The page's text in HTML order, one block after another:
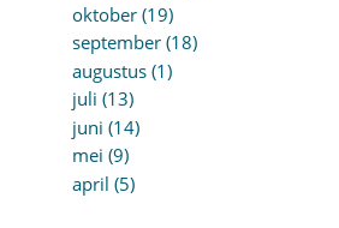
oktober (19)
september (18)
augustus (1)
juli (13)
juni (14)
mei (9)
april (5)